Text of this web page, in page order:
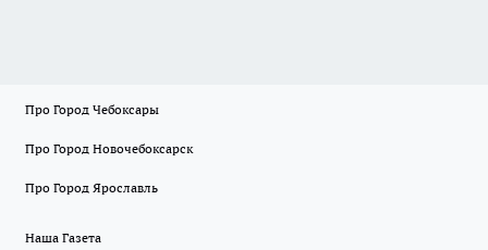
Про Город Чебоксары
Про Город Новочебоксарск
Про Город Ярославль
Наша Газета